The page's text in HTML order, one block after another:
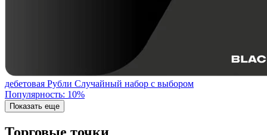
дебетовая Рубли Случайный набор с выбором
Популярность: 10%
Показать еще
Торговые точки